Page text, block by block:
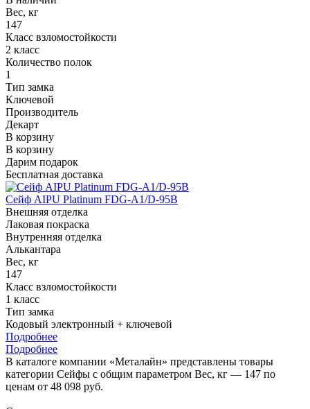
Вес, кг
147
Класс взломостойкости
2 класс
Количество полок
1
Тип замка
Ключевой
Производитель
Декарт
В корзину
В корзину
Дарим подарок
Бесплатная доставка
Сейф AIPU Platinum FDG-A1/D-95B
Внешняя отделка
Лаковая покраска
Внутренняя отделка
Алькантара
Вес, кг
147
Класс взломостойкости
1 класс
Тип замка
Кодовый электронный + ключевой
Подробнее
Подробнее
В каталоге компании «Металайн» представлены товары
категории Сейфы с общим параметром Вес, кг — 147 по
ценам от 48 098 руб.